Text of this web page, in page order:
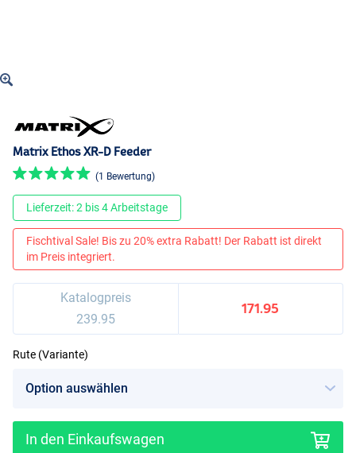
Matrix Ethos XR-D Feeder
(1 Bewertung)
Lieferzeit: 2 bis 4 Arbeitstage
Fischtival Sale! Bis zu 20% extra Rabatt! Der Rabatt ist direkt
im Preis integriert.
Katalogpreis
239.95
171.95
Rute (Variante)
In den Einkaufswagen